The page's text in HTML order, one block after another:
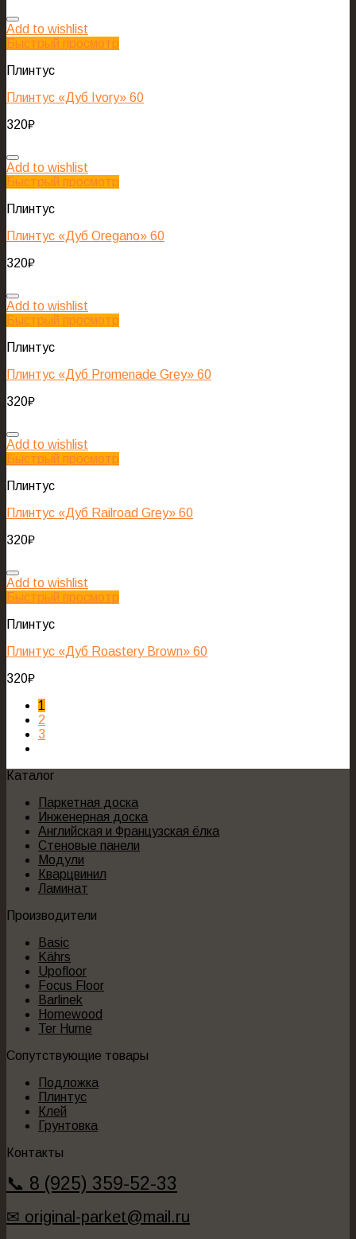
Add to wishlist
Быстрый просмотр
Плинтус
Плинтус «Дуб Ivory» 60
320₽
Add to wishlist
Быстрый просмотр
Плинтус
Плинтус «Дуб Oregano» 60
320₽
Add to wishlist
Быстрый просмотр
Плинтус
Плинтус «Дуб Promenade Grey» 60
320₽
Add to wishlist
Быстрый просмотр
Плинтус
Плинтус «Дуб Railroad Grey» 60
320₽
Add to wishlist
Быстрый просмотр
Плинтус
Плинтус «Дуб Roastery Brown» 60
320₽
1
2
3
Каталог
Паркетная доска
Инженерная доска
Английская и Французская ёлка
Стеновые панели
Модули
Кварцвинил
Ламинат
Производители
Basic
Kährs
Upofloor
Focus Floor
Barlinek
Homewood
Ter Hurne
Сопутствующие товары
Подложка
Плинтус
Клей
Грунтовка
Контакты
📞 8 (925) 359-52-33
✉ original-parket@mail.ru